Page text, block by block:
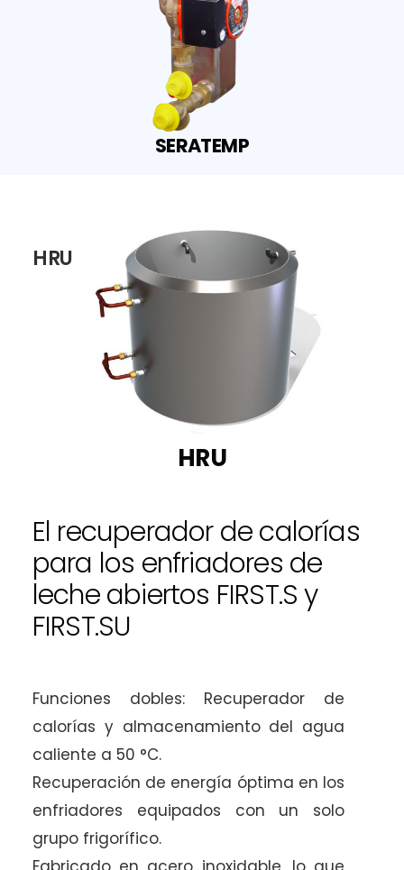
SERATEMP
HRU
HRU
El recuperador de calorías
para los enfriadores de
leche abiertos FIRST.S y
FIRST.SU
Funciones dobles: Recuperador de
calorías y almacenamiento del agua
caliente a 50 °C.
Recuperación de energía óptima en los
enfriadores equipados con un solo
grupo frigorífico.